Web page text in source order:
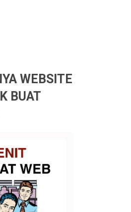
WEBSITE
BUAT